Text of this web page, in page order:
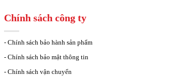
Chính sách công ty
- Chính sách bảo hành sản phẩm
- Chính sách bảo mật thông tin
- Chính sách vận chuyển